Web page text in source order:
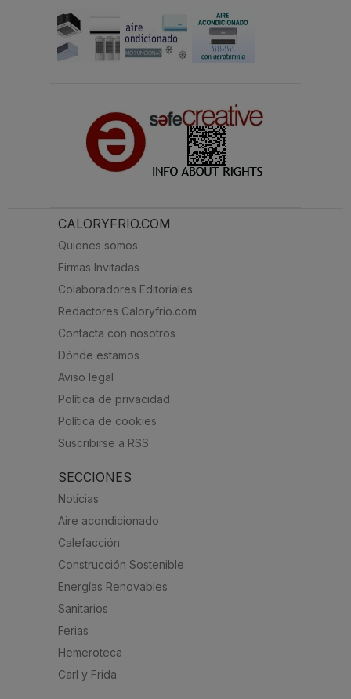
CALORYFRIO.COM
Quienes somos
Firmas Invitadas
Colaboradores Editoriales
Redactores Caloryfrio.com
Contacta con nosotros
Dónde estamos
Aviso legal
Política de privacidad
Política de cookies
Suscribirse a RSS
SECCIONES
Noticias
Aire acondicionado
Calefacción
Construcción Sostenible
Energías Renovables
Sanitarios
Ferias
Hemeroteca
Carl y Frida